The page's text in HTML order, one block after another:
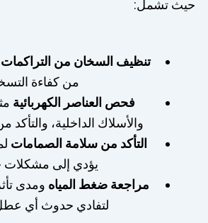
حيث تشمل:
تنظيف السخان من التراكمات
من كفاءة
فحص العناصر الكهربائية
والأسلاك الداخلية،
التأكد من سلامة الصمامات
يؤدي إلى مشكلات
مراجعة ضغط المياه ومدى
لتفادي حدوث أي